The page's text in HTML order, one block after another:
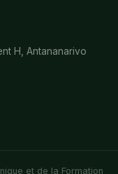
H, Antananarivo
et de la Formation